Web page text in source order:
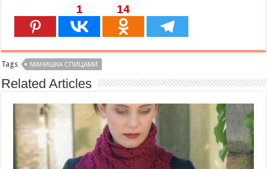
1 14
Tags МАНИШКА СПИЦАМИ
Related Articles